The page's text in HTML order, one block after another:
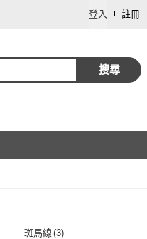
登入 註冊
搜尋
斑馬線 (3)